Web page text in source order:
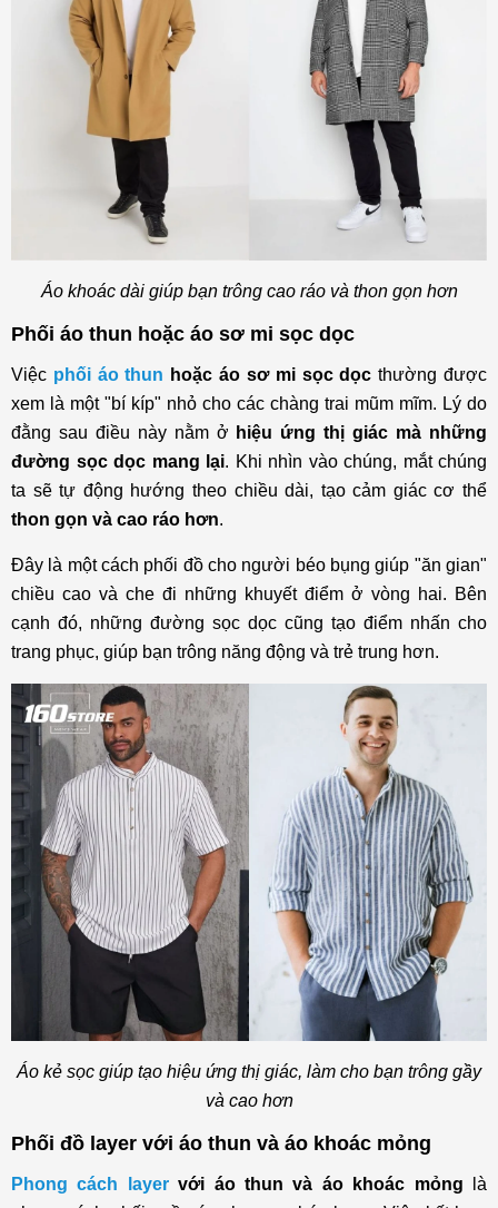
Áo khoác dài giúp bạn trông cao ráo và thon gọn hơn
Phối áo thun hoặc áo sơ mi sọc dọc
Việc phối áo thun hoặc áo sơ mi sọc dọc thường được
xem là một "bí kíp" nhỏ cho các chàng trai mũm mĩm. Lý do
đằng sau điều này nằm ở hiệu ứng thị giác mà những
đường sọc dọc mang lại. Khi nhìn vào chúng, mắt chúng
ta sẽ tự động hướng theo chiều dài, tạo cảm giác cơ thể
thon gọn và cao ráo hơn.
Đây là một cách phối đồ cho người béo bụng giúp "ăn gian"
chiều cao và che đi những khuyết điểm ở vòng hai. Bên
cạnh đó, những đường sọc dọc cũng tạo điểm nhấn cho
trang phục, giúp bạn trông năng động và trẻ trung hơn.
Áo kẻ sọc giúp tạo hiệu ứng thị giác, làm cho bạn trông gầy
và cao hơn
Phối đồ layer với áo thun và áo khoác mỏng
Phong cách layervới áo thun và áo khoác mỏng là